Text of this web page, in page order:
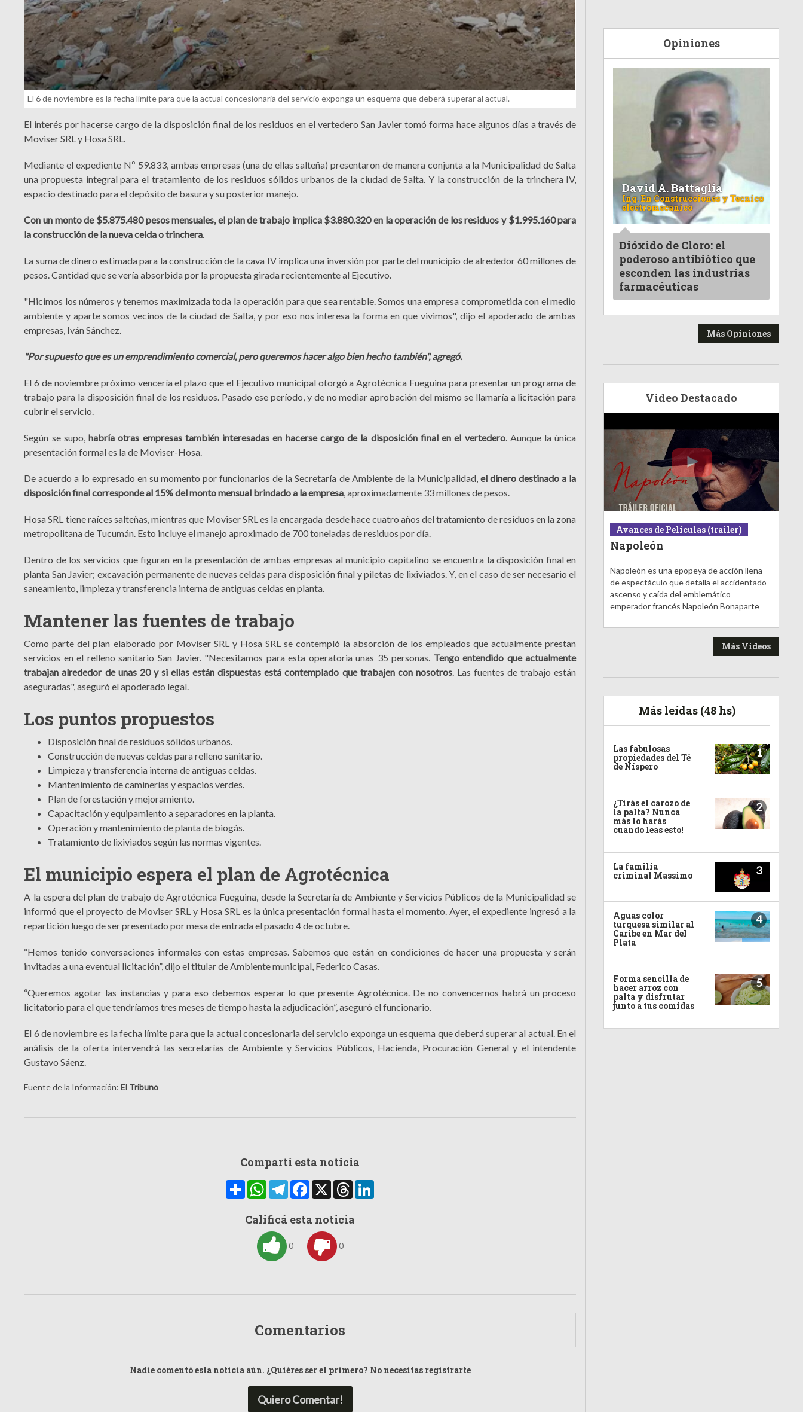
El 6 de noviembre es la fecha límite para que la actual concesionaria del servicio exponga un esquema que deberá superar al actual.
El interés por hacerse cargo de la disposición final de los residuos en el vertedero San Javier tomó forma hace algunos días a través de
Moviser SRL y Hosa SRL.
Mediante el expediente Nº 59.833, ambas empresas (una de ellas salteña) presentaron de manera conjunta a la Municipalidad de Salta
una propuesta integral para el tratamiento de los residuos sólidos urbanos de la ciudad de Salta. Y la construcción de la trinchera IV,
espacio destinado para el depósito de basura y su posterior manejo.
Con un monto de $5.875.480 pesos mensuales, el plan de trabajo implica $3.880.320 en la operación de los residuos y $1.995.160 para
la construcción de la nueva celda o trinchera.
La suma de dinero estimada para la construcción de la cava IV implica una inversión por parte del municipio de alrededor 60 millones de
pesos. Cantidad que se vería absorbida por la propuesta girada recientemente al Ejecutivo.
"Hicimos los números y tenemos maximizada toda la operación para que sea rentable. Somos una empresa comprometida con el medio
ambiente y aparte somos vecinos de la ciudad de Salta, y por eso nos interesa la forma en que vivimos", dijo el apoderado de ambas
empresas, Iván Sánchez.
"Por supuesto que es un emprendimiento comercial, pero queremos hacer algo bien hecho también", agregó.
El 6 de noviembre próximo vencería el plazo que el Ejecutivo municipal otorgó a Agrotécnica Fueguina para presentar un programa de
trabajo para la disposición final de los residuos. Pasado ese período, y de no mediar aprobación del mismo se llamaría a licitación para
cubrir el servicio.
Según se supo,habría otras empresas también interesadas en hacerse cargo de la disposición final en el vertedero. Aunque la única
presentación formal es la de Moviser-Hosa.
De acuerdo a lo expresado en su momento por funcionarios de la Secretaría de Ambiente de la Municipalidad, el dinero destinado a la
disposición final corresponde al 15% del monto mensual brindado a la empresa, aproximadamente 33 millones de pesos.
Hosa SRL tiene raíces salteñas, mientras que Moviser SRL es la encargada desde hace cuatro años del tratamiento de residuos en la zona
metropolitana de Tucumán. Esto incluye el manejo aproximado de 700 toneladas de residuos por día.
Dentro de los servicios que figuran en la presentación de ambas empresas al municipio capitalino se encuentra la disposición final en
planta San Javier; excavación permanente de nuevas celdas para disposición final y piletas de lixiviados. Y, en el caso de ser necesario el
saneamiento, limpieza y transferencia interna de antiguas celdas en planta.
Mantener las fuentes de trabajo
Como parte del plan elaborado por Moviser SRL y Hosa SRL se contempló la absorción de los empleados que actualmente prestan
servicios en el relleno sanitario San Javier. "Necesitamos para esta operatoria unas 35 personas. Tengo entendido que actualmente
trabajan alrededor de unas 20 y si ellas están dispuestas está contemplado que trabajen con nosotros. Las fuentes de trabajo están
aseguradas", aseguró el apoderado legal.
Los puntos propuestos
Disposición final de residuos sólidos urbanos.
Construcción de nuevas celdas para relleno sanitario.
Limpieza y transferencia interna de antiguas celdas.
Mantenimiento de caminerías y espacios verdes.
Plan de forestación y mejoramiento.
Capacitación y equipamiento a separadores en la planta.
Operación y mantenimiento de planta de biogás.
Tratamiento de lixiviados según las normas vigentes.
El municipio espera el plan de Agrotécnica
A la espera del plan de trabajo de Agrotécnica Fueguina, desde la Secretaría de Ambiente y Servicios Públicos de la Municipalidad se
informó que el proyecto de Moviser SRL y Hosa SRL es la única presentación formal hasta el momento. Ayer, el expediente ingresó a la
repartición luego de ser presentado por mesa de entrada el pasado 4 de octubre.
“Hemos tenido conversaciones informales con estas empresas. Sabemos que están en condiciones de hacer una propuesta y serán
invitadas a una eventual licitación”, dijo el titular de Ambiente municipal, Federico Casas.
“Queremos agotar las instancias y para eso debemos esperar lo que presente Agrotécnica. De no convencernos habrá un proceso
licitatorio para el que tendríamos tres meses de tiempo hasta la adjudicación”, aseguró el funcionario.
El 6 de noviembre es la fecha límite para que la actual concesionaria del servicio exponga un esquema que deberá superar al actual. En el
análisis de la oferta intervendrá las secretarías de Ambiente y Servicios Públicos, Hacienda, Procuración General y el intendente
Gustavo Sáenz.
Fuente de la Información:El Tribuno
Compartí esta noticia
CompartirWhatsAppTelegramFacebook
X Threads
Calificá esta noticia
0 0
Comentarios
Nadie comentó esta noticia aún. ¿Quiéres ser el primero? No necesitas registrarte
Quiero Comentar!
Opiniones
David A. Battaglia
Ing. En Construcciones y Tecnico
electromecanico
Dióxido de Cloro: el
poderoso antibiótico que
esconden las industrias
farmacéuticas
Más Opiniones
Video Destacado
Avances de Películas (trailer)
Napoleón
Napoleón es una epopeya de acción llena
de espectáculo que detalla el accidentado
ascenso y caída del emblemático
emperador francés Napoleón Bonaparte
Más Videos
Más leídas (48 hs)
Las fabulosas
propiedades del Té
de Níspero
1
¿Tirás el carozo de
la palta? Nunca
más lo harás
cuando leas esto!
2
La familia
criminal Massimo 3
Aguas color
turquesa similar al
Caribe en Mar del
Plata
4
Forma sencilla de
hacer arroz con
palta y disfrutar
junto a tus comidas
5